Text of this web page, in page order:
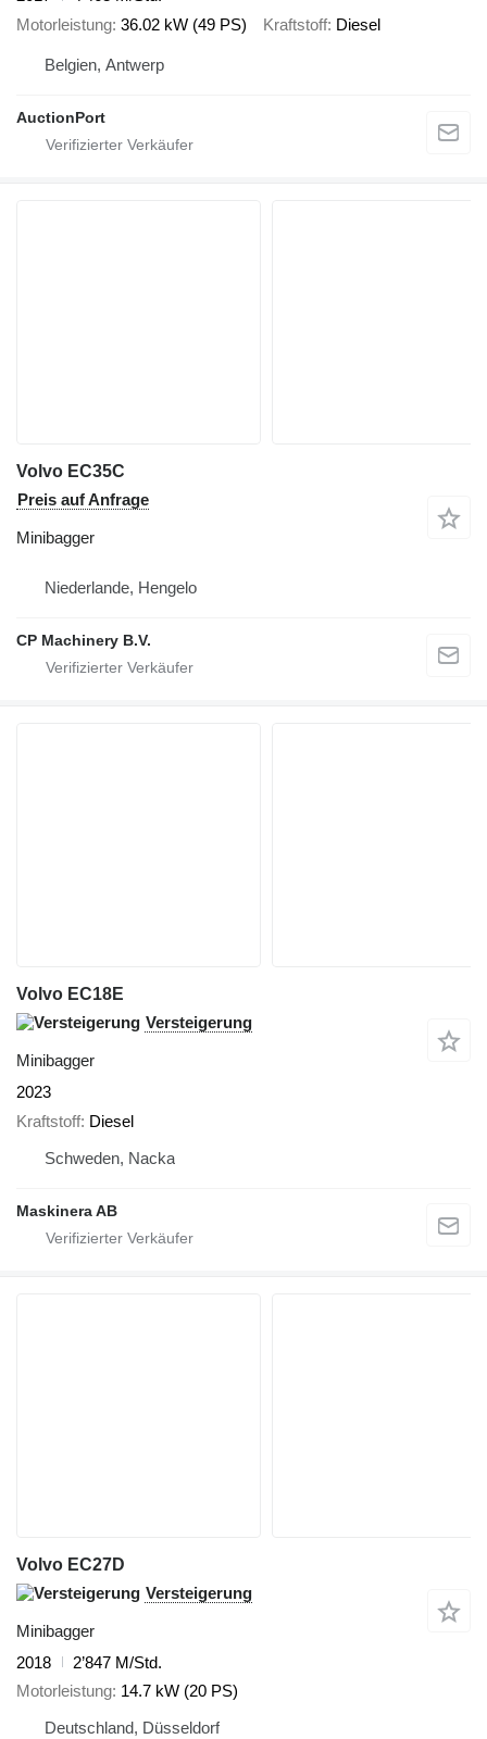
Motorleistung 36.02 kW (49 PS) Kraftstoff Diesel
Belgien, Antwerp
AuctionPort
Volvo EC35C
Preis auf Anfrage
Minibagger
Niederlande, Hengelo
CP Machinery B.V.
Volvo EC18E
Versteigerung
Minibagger
2023
Kraftstoff Diesel
Schweden, Nacka
Maskinera AB
Volvo EC27D
Versteigerung
Minibagger
2018
2’847 M/Std.
Motorleistung 14.7 kW (20 PS)
Deutschland, Düsseldorf